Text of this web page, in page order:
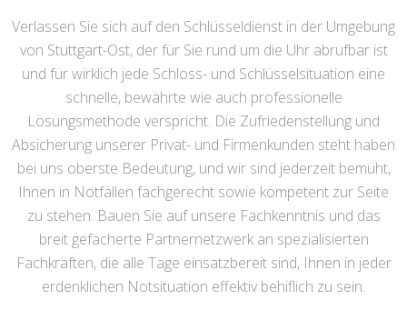
Verlassen Sie sich auf den Schlüsseldienst in der Umgebung
von Stuttgart-Ost, der für Sie rund um die Uhr abrufbar ist
und für wirklich jede Schloss- und Schlüsselsituation eine
schnelle, bewährte wie auch professionelle
Lösungsmethode verspricht. Die Zufriedenstellung und
Absicherung unserer Privat- und Firmenkunden steht haben
bei uns oberste Bedeutung, und wir sind jederzeit bemüht,
Ihnen in Notfällen fachgerecht sowie kompetent zur Seite
zu stehen. Bauen Sie auf unsere Fachkenntnis und das
breit gefächerte Partnernetzwerk an spezialisierten
Fachkräften, die alle Tage einsatzbereit sind, Ihnen in jeder
erdenklichen Notsituation effektiv behiflich zu sein.